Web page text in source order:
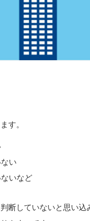
す。
い
いなど
断していないと思い込